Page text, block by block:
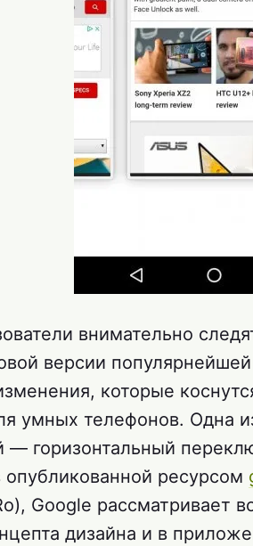
внимательно
версии
которые
умных телефонов. Одна
— горизонтальный
ресурсом
Google рассматривает
дизайна и в